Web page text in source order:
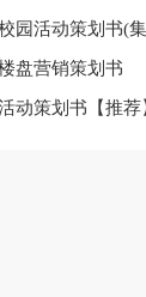
园活动策划书(
盘营销策划书
动策划书【推荐